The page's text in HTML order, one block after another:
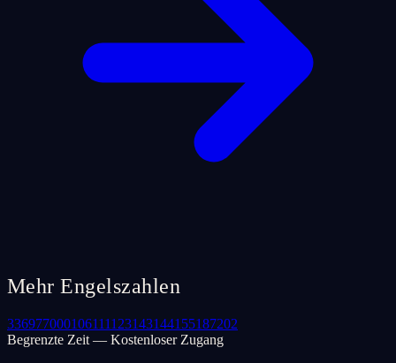
Mehr Engelszahlen
336977000106111123143144155187202
Begrenzte Zeit — Kostenloser Zugang